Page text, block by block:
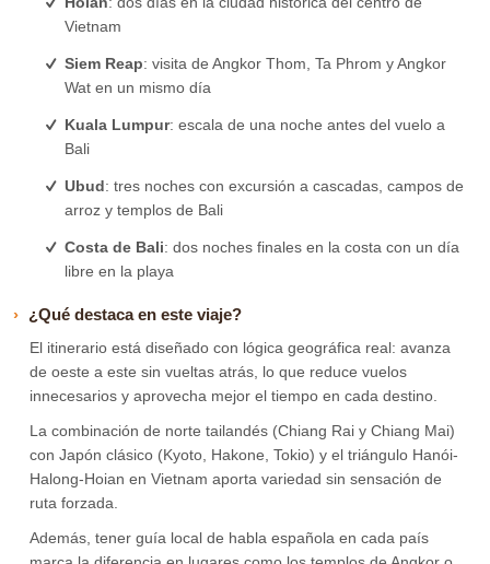
Vietnam
Siem Reap: visita de Angkor Thom, Ta Phrom y Angkor
Wat en un mismo día
Kuala Lumpur: escala de una noche antes del vuelo a
Bali
Ubud: tres noches con excursión a cascadas, campos de
arroz y templos de Bali
Costa de Bali: dos noches finales en la costa con un día
libre en la playa
¿Qué destaca en este viaje?
El itinerario está diseñado con lógica geográfica real: avanza
de oeste a este sin vueltas atrás, lo que reduce vuelos
innecesarios y aprovecha mejor el tiempo en cada destino.
La combinación de norte tailandés (Chiang Rai y Chiang Mai)
con Japón clásico (Kyoto, Hakone, Tokio) y el triángulo Hanói-
Halong-Hoian en Vietnam aporta variedad sin sensación de
ruta forzada.
Además, tener guía local de habla española en cada país